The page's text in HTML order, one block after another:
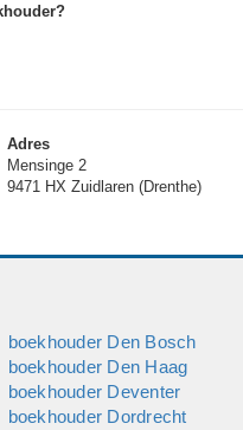
herstructurering,
de AFM daarnaast zijn
Adres
Mensinge 2
9471 HX Zuidlaren (Drenthe)
boekhouder Den Bosch
boekhouder Den Haag
boekhouder Deventer
boekhouder Dordrecht